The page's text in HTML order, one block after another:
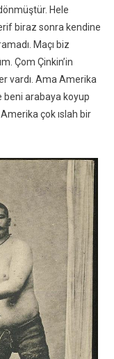
Hele
biraz sonra kendine
Maçı biz
Çom Çinkin’in
vardı. Ama Amerika
arabaya koyup
çok ıslah bir